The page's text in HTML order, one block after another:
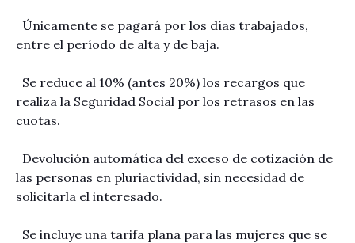
Únicamente se pagará por los días trabajados,
entre el período de alta y de baja.
Se reduce al 10% (antes 20%) los recargos que
realiza la Seguridad Social por los retrasos en las
cuotas.
Devolución automática del exceso de cotización de
las personas en pluriactividad, sin necesidad de
solicitarla el interesado.
Se incluye una tarifa plana para las mujeres que se